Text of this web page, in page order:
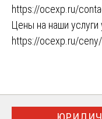
https://ocexp.ru/
Цены на наши услуги
https://ocexp.ru/ceny/